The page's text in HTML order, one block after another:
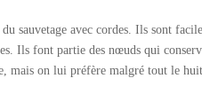
sauvetage avec cordes. Ils sont
Ils font partie des nœuds qui
mais on lui préfère malgré tout le